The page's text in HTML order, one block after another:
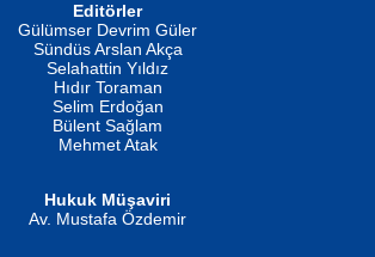
Ne Demektir
Editörler
Gülümser Devrim Güler
Sündüs Arslan Akça
Selahattin Yıldız
Hıdır Toraman
Selim Erdoğan
Bülent Sağlam
Mehmet Atak
Hukuk Müşaviri
Av. Mustafa Özdemir